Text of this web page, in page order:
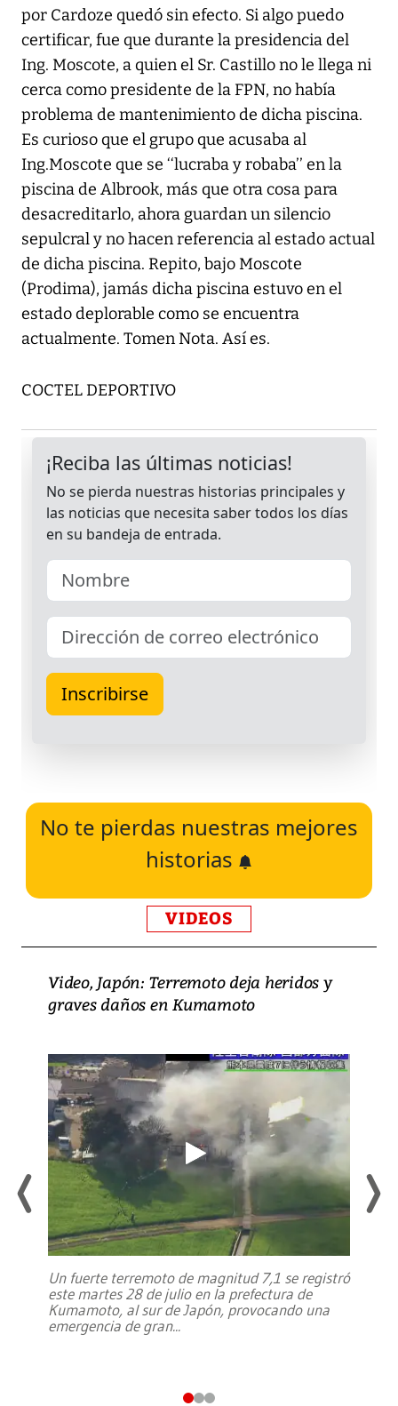
por Cardoze quedó sin efecto. Si algo puedo
certificar, fue que durante la presidencia del
Ing. Moscote, a quien el Sr. Castillo no le llega ni
cerca como presidente de la FPN, no había
problema de mantenimiento de dicha piscina.
Es curioso que el grupo que acusaba al
Ing.Moscote que se ‘‘lucraba y robaba’’ en la
piscina de Albrook, más que otra cosa para
desacreditarlo, ahora guardan un silencio
sepulcral y no hacen referencia al estado actual
de dicha piscina. Repito, bajo Moscote
(Prodima), jamás dicha piscina estuvo en el
estado deplorable como se encuentra
actualmente. Tomen Nota. Así es.
COCTEL DEPORTIVO
No te pierdas nuestras mejores
historias
VIDEOS
Video, Japón: Terremoto deja heridos y
graves daños en Kumamoto
Un fuerte terremoto de magnitud 7,1 se registró
este martes 28 de julio en la prefectura de
Kumamoto, al sur de Japón, provocando una
emergencia de gran...